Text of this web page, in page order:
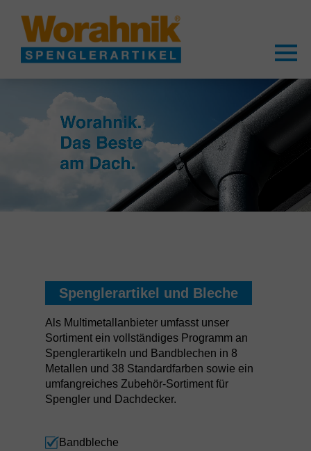
Spenglerartikel und Bleche
Als Multimetallanbieter umfasst unser
Sortiment ein vollständiges Programm an
Spenglerartikeln und Bandblechen in 8
Metallen und 38 Standardfarben sowie ein
umfangreiches Zubehör-Sortiment für
Spengler und Dachdecker.
Bandbleche